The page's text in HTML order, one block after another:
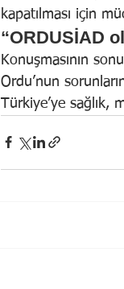
kapatılması için
“ORDUSİAD
Konuşmasının
Ordu’nun
Türkiye’ye sağlık,